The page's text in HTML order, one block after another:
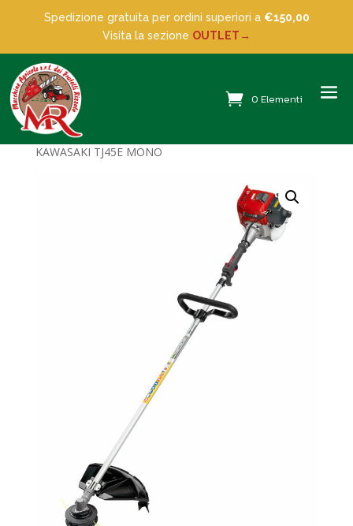
Spedizione gratuita per ordini superiori a €150,00
Visita la sezione OUTLET→
0 Elementi
Home/Decespugliatori
KAWASAKI TJ45E MONO